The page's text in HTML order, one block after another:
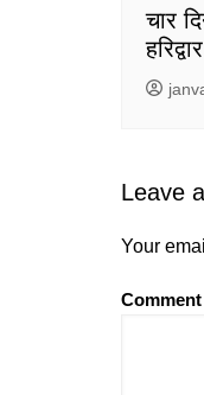
चार
Leave
Your
Comment